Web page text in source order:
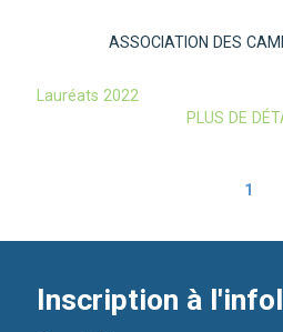
ASSOCIATION DES
Lauréats 2022
PLUS DE
1
Inscription à